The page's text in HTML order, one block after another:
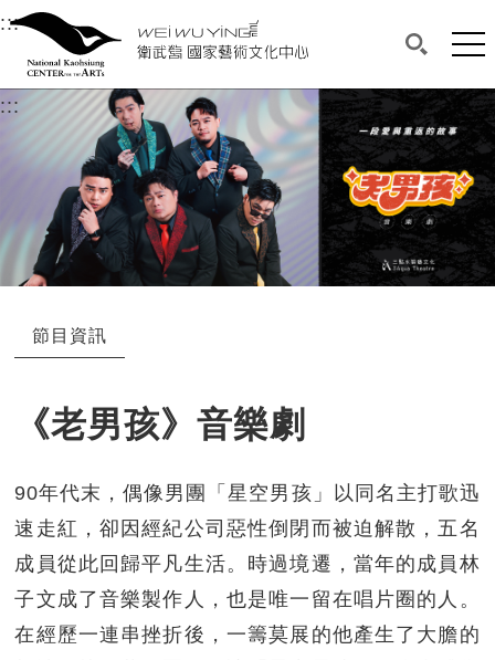
衛武營國家藝術文化中心
中央內容區塊，為本頁主要內容區。
:::選單連結區塊，此區塊列有本網站主要連結。
衛武營國家藝術文化中心
搜尋(開
網
::: 中央內容區塊，為本頁主要內容區。
節目資訊
《老男孩》音樂劇
90年代末，偶像男團「星空男孩」以同名主打歌迅
速走紅，卻因經紀公司惡性倒閉而被迫解散，五名
成員從此回歸平凡生活。時過境遷，當年的成員林
子文成了音樂製作人，也是唯一留在唱片圈的人。
在經歷一連串挫折後，一籌莫展的他產生了大膽的